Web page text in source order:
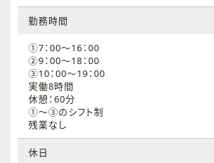
勤務時間
①7：00～16：00
②9：00～18：00
③10：00～19：00
実働8時間
休憩：60分
①～③のシフト制
残業なし
休日